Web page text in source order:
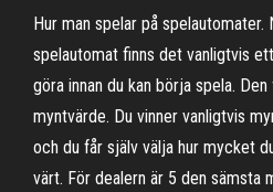
Hur man spelar på spelautomater.
spelautomat finns det vanligtvis
göra innan du kan börja spela.
myntvärde. Du vinner vanligtvis
och du får själv välja hur mycket
värt. För dealern är 5 den sämsta